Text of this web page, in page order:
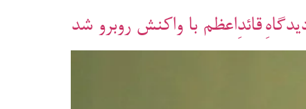
قائدِاعظم با واکنش روبرو شد